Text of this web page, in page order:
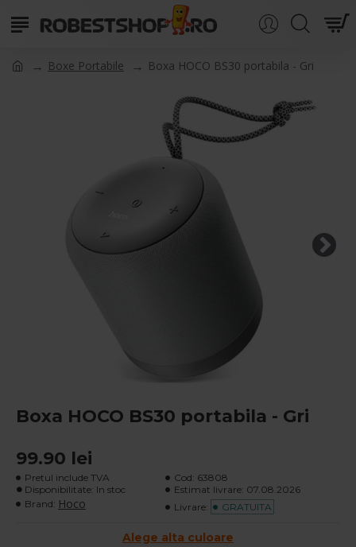
Boxe Portabile Boxa HOCO BS30 portabila - Gri
Boxa HOCO BS30 portabila - Gri
99.90 lei
Pretul include TVA
Disponibilitate: In stoc
Brand: Hoco
Cod: 63808
Estimat livrare: 07.08.2026
Livrare:
GRATUITA
Alege alta culoare